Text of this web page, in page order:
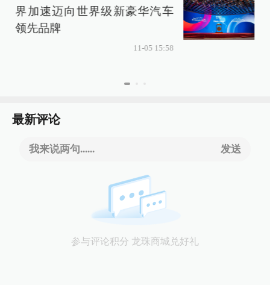
界加速迈向世界级新豪华汽车
领先品牌
11-05 15:58
最新评论
我来说两句...... 发送
参与评论积分 龙珠商城兑好礼